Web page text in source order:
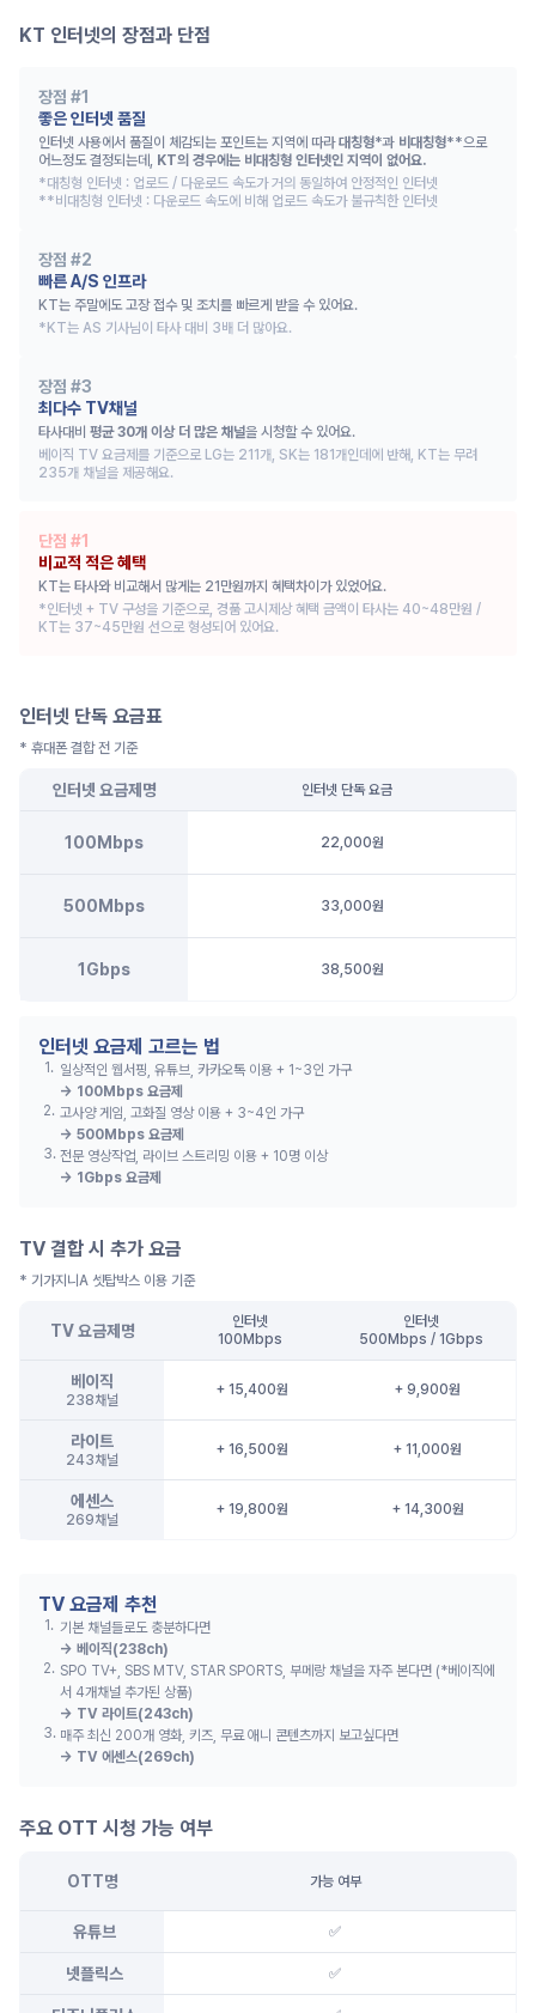
KT 인터넷의 장점과 단점
장점 #1
좋은 인터넷 품질
인터넷 사용에서 품질이 체감되는 포인트는 지역에 따라 대칭형*과 비대칭형**으로
어느정도 결정되는데, KT의 경우에는 비대칭형 인터넷인 지역이 없어요.
*대칭형 인터넷 : 업로드 / 다운로드 속도가 거의 동일하여 안정적인 인터넷
**비대칭형 인터넷 : 다운로드 속도에 비해 업로드 속도가 불규칙한 인터넷
장점 #2
빠른 A/S 인프라
KT는 주말에도 고장 접수 및 조치를 빠르게 받을 수 있어요.
*KT는 AS 기사님이 타사 대비 3배 더 많아요.
장점 #3
최다수 TV채널
타사대비 평균 30개 이상 더 많은 채널을 시청할 수 있어요.
베이직 TV 요금제를 기준으로 LG는 211개, SK는 181개인데에 반해, KT는 무려
235개 채널을 제공해요.
단점 #1
비교적 적은 혜택
KT는 타사와 비교해서 많게는 21만원까지 혜택차이가 있었어요.
*인터넷 + TV 구성을 기준으로, 경품 고시제상 혜택 금액이 타사는 40~48만원 /
KT는 37~45만원 선으로 형성되어 있어요.
인터넷 단독 요금표
* 휴대폰 결합 전 기준
인터넷 요금제명 인터넷 단독 요금
100Mbps 22,000원
500Mbps 33,000원
1Gbps 38,500원
인터넷 요금제 고르는 법
1 . 일상적인 웹서핑, 유튜브, 카카오톡 이용 + 1~3인 가구
→ 100Mbps 요금제
2. 고사양 게임, 고화질 영상 이용 + 3~4인 가구
→ 500Mbps 요금제
3. 전문 영상작업, 라이브 스트리밍 이용 + 10명 이상
→ 1Gbps 요금제
TV 결합 시 추가 요금
* 기가지니A 셋탑박스 이용 기준
TV 요금제명
인터넷
100Mbps
인터넷
500Mbps / 1Gbps
베이직
238채널
+ 15,400원 + 9,900원
라이트
243채널
+ 16,500원 + 11,000원
에센스
269채널
+ 19,800원 + 14,300원
TV 요금제 추천
1 . 기본 채널들로도 충분하다면
→ 베이직(238ch)
2. SPO TV+, SBS MTV, STAR SPORTS, 부메랑 채널을 자주 본다면 (*베이직에
서 4개채널 추가된 상품)
→ TV 라이트(243ch)
3. 매주 최신 200개 영화, 키즈, 무료 애니 콘텐츠까지 보고싶다면
→ TV 에센스(269ch)
주요 OTT 시청 가능 여부
OTT명 가능 여부
유튜브 ✅
넷플릭스 ✅